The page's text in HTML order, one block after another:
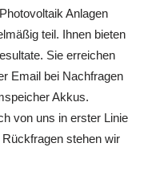
Anlagen
teil. Ihnen bieten
Sie erreichen
Email bei Nachfragen
Akkus.
von uns in erster Linie
stehen wir